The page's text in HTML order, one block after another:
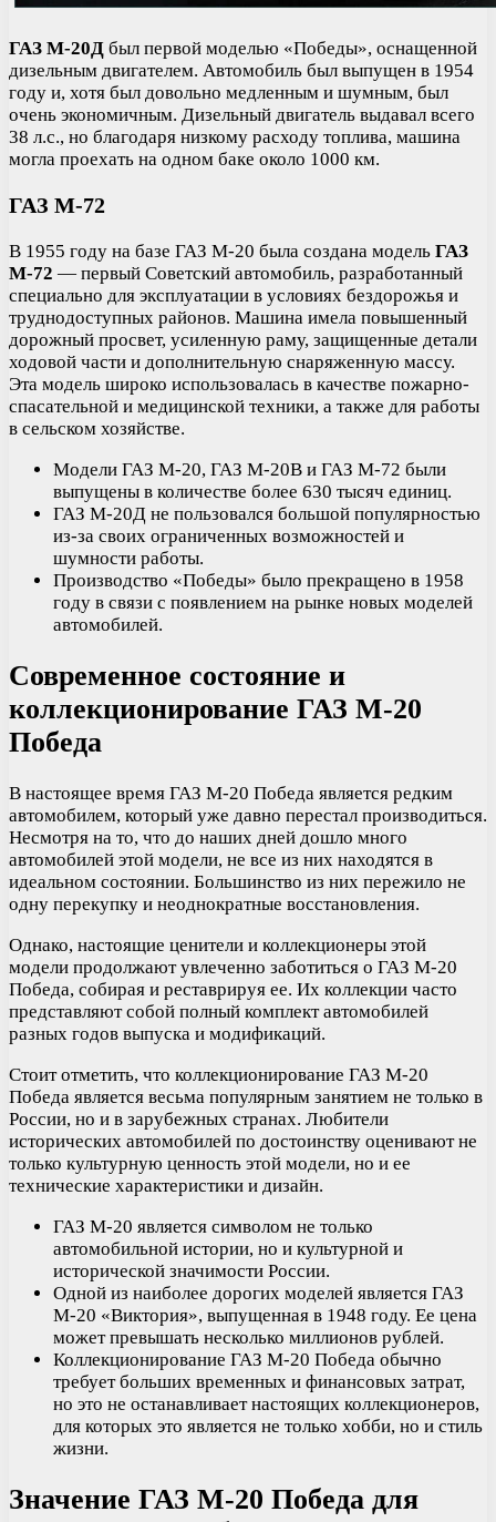
ГАЗ М-20Д был первой моделью «Победы», оснащенной
дизельным двигателем. Автомобиль был выпущен в 1954
году и, хотя был довольно медленным и шумным, был
очень экономичным. Дизельный двигатель выдавал всего
38 л.с., но благодаря низкому расходу топлива, машина
могла проехать на одном баке около 1000 км.
ГАЗ М-72
В 1955 году на базе ГАЗ М-20 была создана модель ГАЗ
М-72 — первый Советский автомобиль, разработанный
специально для эксплуатации в условиях бездорожья и
труднодоступных районов. Машина имела повышенный
дорожный просвет, усиленную раму, защищенные детали
ходовой части и дополнительную снаряженную массу.
Эта модель широко использовалась в качестве пожарно-
спасательной и медицинской техники, а также для работы
в сельском хозяйстве.
Модели ГАЗ М-20, ГАЗ М-20В и ГАЗ М-72 были
выпущены в количестве более 630 тысяч единиц.
ГАЗ М-20Д не пользовался большой популярностью
из-за своих ограниченных возможностей и
шумности работы.
Производство «Победы» было прекращено в 1958
году в связи с появлением на рынке новых моделей
автомобилей.
Современное состояние и
коллекционирование ГАЗ М-20
Победа
В настоящее время ГАЗ М-20 Победа является редким
автомобилем, который уже давно перестал производиться.
Несмотря на то, что до наших дней дошло много
автомобилей этой модели, не все из них находятся в
идеальном состоянии. Большинство из них пережило не
одну перекупку и неоднократные восстановления.
Однако, настоящие ценители и коллекционеры этой
модели продолжают увлеченно заботиться о ГАЗ М-20
Победа, собирая и реставрируя ее. Их коллекции часто
представляют собой полный комплект автомобилей
разных годов выпуска и модификаций.
Стоит отметить, что коллекционирование ГАЗ М-20
Победа является весьма популярным занятием не только в
России, но и в зарубежных странах. Любители
исторических автомобилей по достоинству оценивают не
только культурную ценность этой модели, но и ее
технические характеристики и дизайн.
ГАЗ М-20 является символом не только
автомобильной истории, но и культурной и
исторической значимости России.
Одной из наиболее дорогих моделей является ГАЗ
М-20 «Виктория», выпущенная в 1948 году. Ее цена
может превышать несколько миллионов рублей.
Коллекционирование ГАЗ М-20 Победа обычно
требует больших временных и финансовых затрат,
но это не останавливает настоящих коллекционеров,
для которых это является не только хобби, но и стиль
жизни.
Значение ГАЗ М-20 Победа для